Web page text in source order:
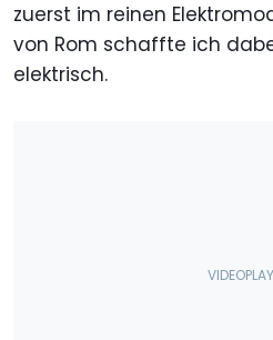
zuerst im reinen
von Rom schaffte ich
elektrisch.